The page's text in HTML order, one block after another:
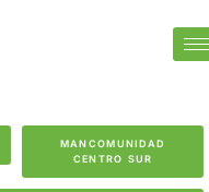
MANCOMUNIDAD
CENTRO SUR